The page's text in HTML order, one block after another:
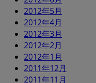
2012年5月
2012年4月
2012年3月
2012年2月
2012年1月
2011年12月
2011年11月